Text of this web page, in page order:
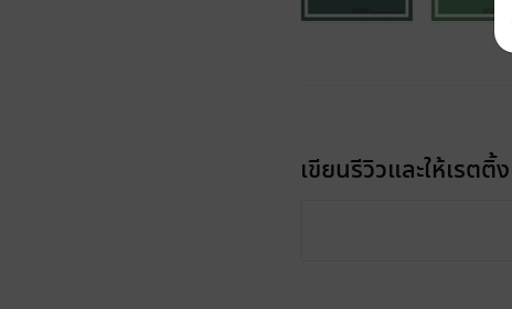
เขียนรีวิวและให้เรตติ้ง